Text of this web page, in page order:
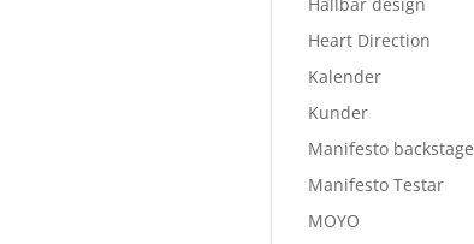
Heart Direction
Kalender
Kunder
Manifesto backstage
Manifesto Testar
MOYO